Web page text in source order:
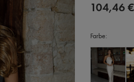
Farbe
104,46 €